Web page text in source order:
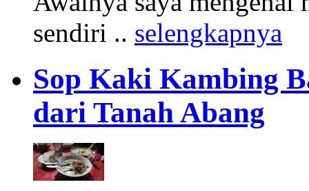
sendiri .. selengkapnya
Sop Kaki Kambing
dari Tanah Abang